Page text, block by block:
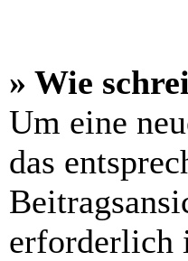
» Wie
Um eine
das
erforderlich